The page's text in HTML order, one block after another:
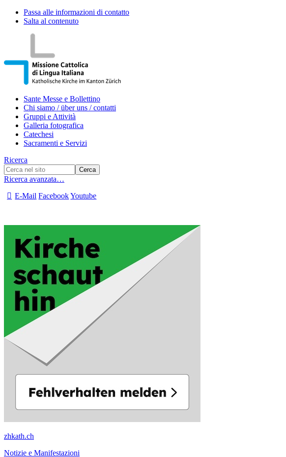
Passa alle informazioni di contatto
Salta al contenuto
Sante Messe e Bollettino
Chi siamo / über uns / contatti
Gruppi e Attività
Galleria fotografica
Catechesi
Sacramenti e Servizi
Ricerca
Ricerca avanzata…
E-Mail FacebookYoutube
zhkath.ch
Notizie e Manifestazioni